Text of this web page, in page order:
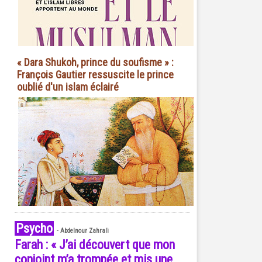
« Dara Shukoh, prince du soufisme » :
François Gautier ressuscite le prince
oublié d'un islam éclairé
Psycho - Abdelnour Zahrali
Farah : « J’ai découvert que mon